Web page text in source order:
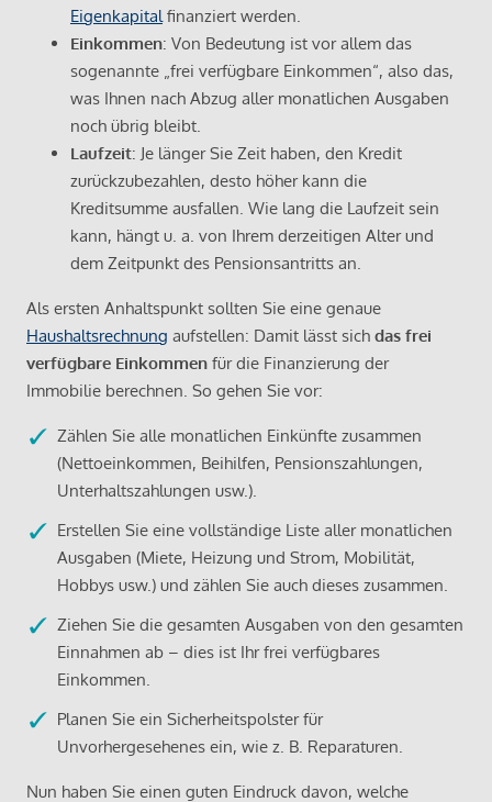
Eigenkapital finanziert werden.
Einkommen: Von Bedeutung ist vor allem das
sogenannte „frei verfügbare Einkommen“, also das,
was Ihnen nach Abzug aller monatlichen Ausgaben
noch übrig bleibt.
Laufzeit: Je länger Sie Zeit haben, den Kredit
zurückzubezahlen, desto höher kann die
Kreditsumme ausfallen. Wie lang die Laufzeit sein
kann, hängt u. a. von Ihrem derzeitigen Alter und
dem Zeitpunkt des Pensionsantritts an.
Als ersten Anhaltspunkt sollten Sie eine genaue
Haushaltsrechnung aufstellen: Damit lässt sich das frei
verfügbare Einkommen für die Finanzierung der
Immobilie berechnen. So gehen Sie vor:
Zählen Sie alle monatlichen Einkünfte zusammen
(Nettoeinkommen, Beihilfen, Pensionszahlungen,
Unterhaltszahlungen usw.).
Erstellen Sie eine vollständige Liste aller monatlichen
Ausgaben (Miete, Heizung und Strom, Mobilität,
Hobbys usw.) und zählen Sie auch dieses zusammen.
Ziehen Sie die gesamten Ausgaben von den gesamten
Einnahmen ab – dies ist Ihr frei verfügbares
Einkommen.
Planen Sie ein Sicherheitspolster für
Unvorhergesehenes ein, wie z. B. Reparaturen.
Nun haben Sie einen guten Eindruck davon, welche